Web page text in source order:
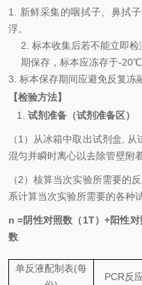
1. 新鲜采集的咽拭子、鼻拭
浮。
2.标本收集后若不能立即
期保存，标本应冻存于-20℃
3. 标本保存期间应避免反复冻
【检验方法】
1. 试剂准备（试剂准备区）
（1 ）从冰箱中取出试剂盒
从
混匀并瞬时离心以去除管壁附
（2）核算当次实验所需要的
系计算当次实验所需要的各种
n =阴性对照数（1T）+阳性
数
单反液配制表(每
PCR反